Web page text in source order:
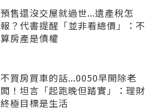
預售還沒交屋就過世...遺產稅怎
報？代書提醒「並非看總價」：不
算房產是債權
不買房買車的話...0050早開除老
闆！坦言「起跑晚但踏實」：理財
終極目標是生活